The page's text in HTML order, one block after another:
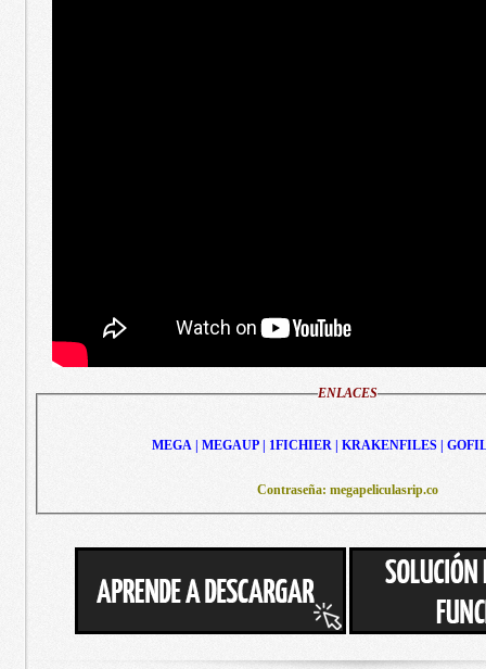
ENLACES
MEGA | MEGAUP | 1FICHIER | KRAKENFILES |
Contraseña: megapeliculasrip.co